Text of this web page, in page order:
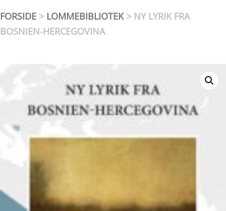
FORSIDE > LOMMEBIBLIOTEK> NY LYRIK FRA
BOSNIEN-HERCEGOVINA